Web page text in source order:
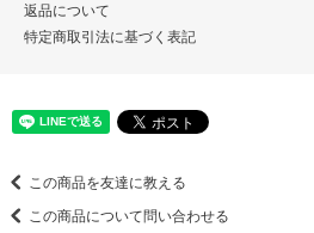
返品について
特定商取引法に基づく表記
この商品を友達に教える
この商品について問い合わせる